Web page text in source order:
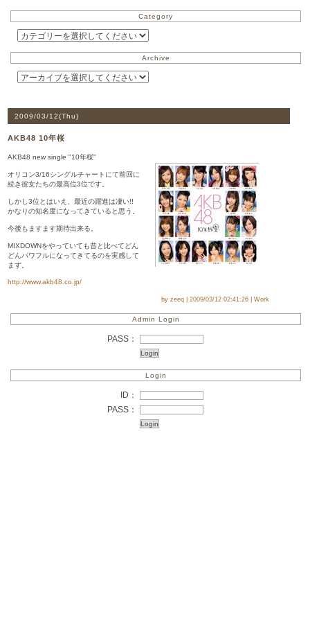
Category
Archive
2009/03/12(Thu)
AKB48 10年桜
AKB48 new single "10年桜"
オリコン3/16シングルチャートにて前回に
続き彼女たちの最高位3位です。
しかし3位とはいえ、最近の躍進は凄い!!
かなりの知名度になってきていると思う。
今後もますます期待出来る。
MIXDOWNをやっていても昔と比べてどん
どんパワフルになってきてるのを実感して
ます。
http://www.akb48.co.jp/
by zeeq | 2009/03/12 02:41:26 | Work
Admin Login
PASS：
Login
ID：
PASS：